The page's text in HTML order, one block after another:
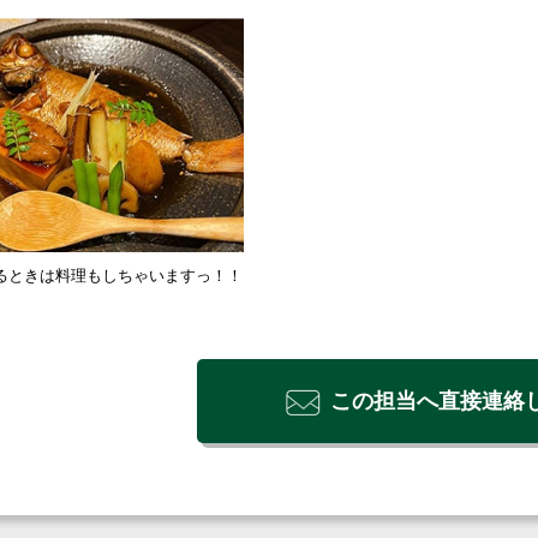
ときは料理もしちゃいますっ！！
この担当へ直接連絡